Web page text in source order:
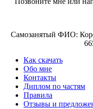
Самозанятый ФИО:
Как скачать
Обо мне
Контакты
Диплом по частям
Правила
Отзывы и